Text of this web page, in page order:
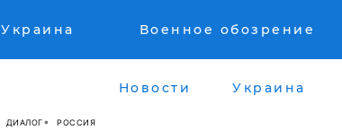
Украина Военное обозрение
Новости Украина
ДИАЛОГ РОССИЯ